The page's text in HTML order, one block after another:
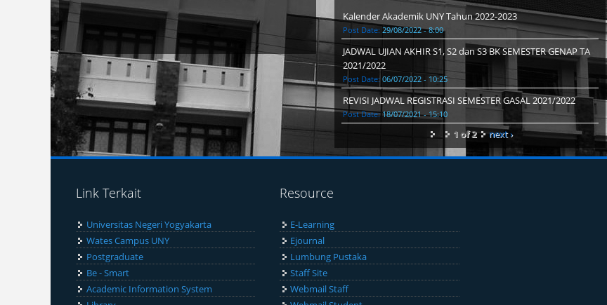
Kalender Akademik UNY Tahun 2022-2023
Post Date: 29/08/2022 - 8:00
JADWAL UJIAN AKHIR S1, S2 dan S3 BK SEMESTER GENAP TA
2021/2022
Post Date: 06/07/2022 - 10:25
REVISI JADWAL REGISTRASI SEMESTER GASAL 2021/2022
Post Date:18/07/2021 - 15:10
1 of 2 next ›
Link Terkait
Universitas Negeri Yogyakarta
Wates Campus UNY
Postgraduate
Be - Smart
Academic Information System
Resource
E-Learning
Ejournal
Lumbung Pustaka
Staff Site
Webmail Staff